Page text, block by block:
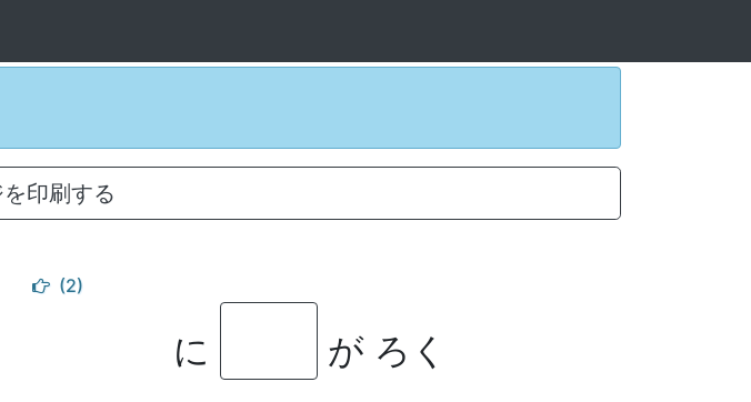
印刷する
(2)
に が ろく